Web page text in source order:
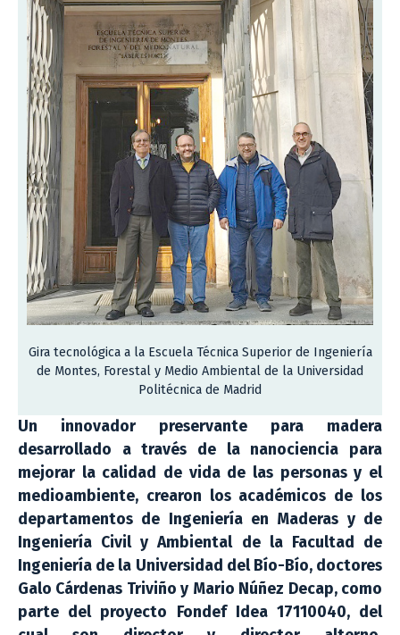
Gira tecnológica a la Escuela Técnica Superior de Ingeniería
de Montes, Forestal y Medio Ambiental de la Universidad
Politécnica de Madrid
Un innovador preservante para madera
desarrollado a través de la nanociencia para
mejorar la calidad de vida de las personas y el
medioambiente, crearon los académicos de los
departamentos de Ingeniería en Maderas y de
Ingeniería Civil y Ambiental de la Facultad de
Ingeniería de la Universidad del Bío-Bío, doctores
Galo Cárdenas Triviño y Mario Núñez Decap, como
parte del proyecto Fondef Idea 17110040, del